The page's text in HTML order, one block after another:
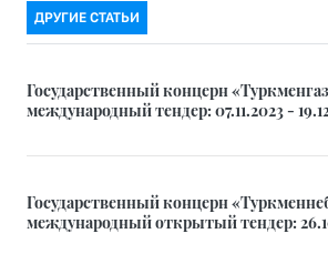
ДРУГИЕ СТАТЬИ
Государственный концерн
международный тендер: 07.11.2023 -
Государственный концерн
международный открытый тендер: